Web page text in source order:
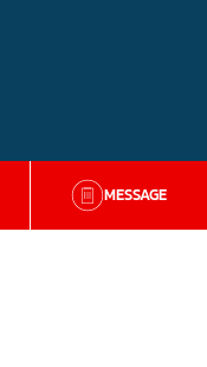
MESSAGE